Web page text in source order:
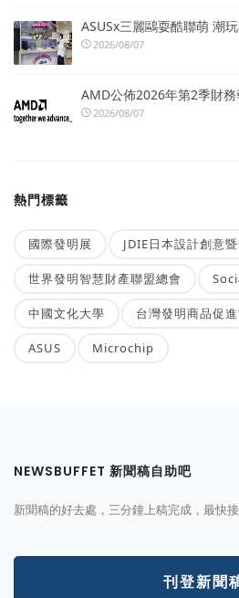
ASUSx三麗鷗耍酷聯萌 潮
2026/08/07
AMD公佈2026年第2季財
2026/08/07
熱門標籤
國際發明展 JDIE日本設計創意
世界發明智慧財產聯盟總會
中國文化大學 台灣發明商品促
ASUS Microchip
NEWSBUFFET 新聞稿自助吧
新聞稿的好去處，三分鐘上稿完成，最快
刊登新聞